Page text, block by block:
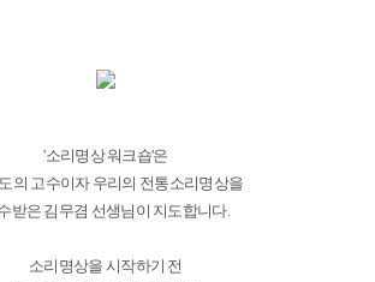
'소리명상 워크숍'은
의 고수이자 우리의 전통소리명상을
받은 김무겸 선생님이 지도합니다.
소리명상을 시작하기 전